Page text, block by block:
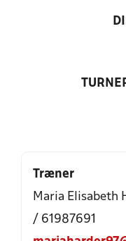
Træner
Maria Elisabeth
/ 61987691